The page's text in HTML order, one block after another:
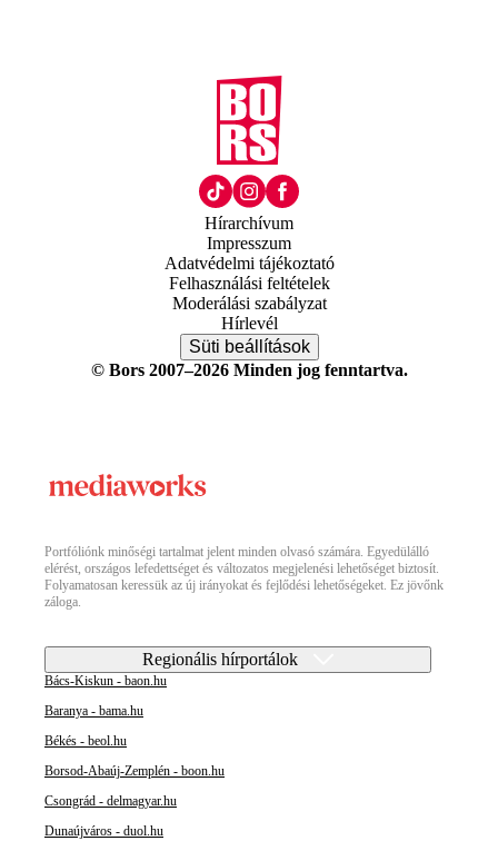
Hírarchívum
Impresszum
Adatvédelmi tájékoztató
Felhasználási feltételek
Moderálási szabályzat
Hírlevél
Süti beállítások
© Bors 2007–2026 Minden jog fenntartva.
Portfóliónk minőségi tartalmat jelent minden olvasó számára. Egyedülálló
elérést, országos lefedettséget és változatos megjelenési lehetőséget biztosít.
Folyamatosan keressük az új irányokat és fejlődési lehetőségeket. Ez jövőnk
záloga.
Regionális hírportálok
Bács-Kiskun - baon.hu
Baranya - bama.hu
Békés - beol.hu
Borsod-Abaúj-Zemplén - boon.hu
Csongrád - delmagyar.hu
Dunaújváros - duol.hu